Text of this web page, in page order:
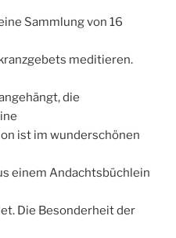
Sammlung von 16
meditieren.
die
ist im wunderschönen
einem Andachtsbüchlein
Die Besonderheit der